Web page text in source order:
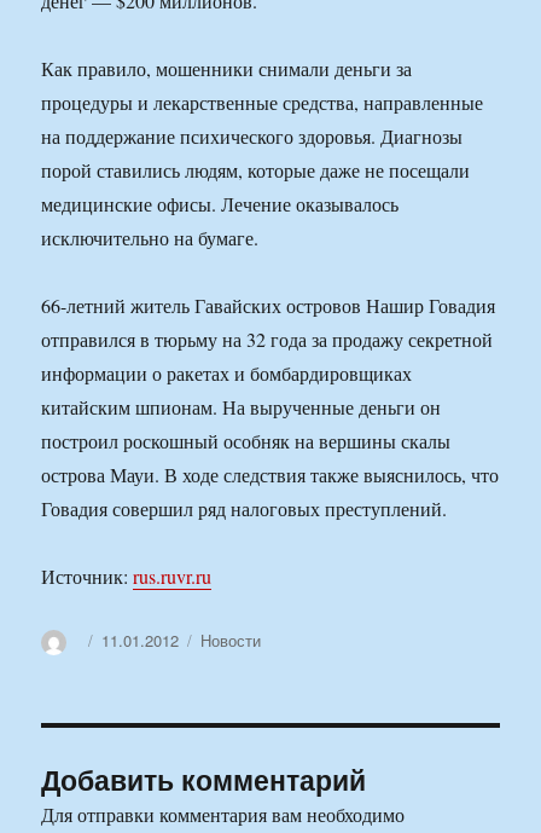
Как правило, мошенники снимали деньги за
процедуры и лекарственные средства, направленные
на поддержание психического здоровья. Диагнозы
порой ставились людям, которые даже не посещали
медицинские офисы. Лечение оказывалось
исключительно на бумаге.
66-летний житель Гавайских островов Нашир Говадия
отправился в тюрьму на 32 года за продажу секретной
информации о ракетах и бомбардировщиках
китайским шпионам. На вырученные деньги он
построил роскошный особняк на вершины скалы
острова Мауи. В ходе следствия также выяснилось, что
Говадия совершил ряд налоговых преступлений.
Источник:rus.ruvr.ru
АвторОпубликовано
11.01.2012 Рубрики
Новости
Добавить комментарий
Для отправки комментария вам необходимо